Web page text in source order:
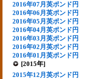
2016年07月英ポンド円
2016年06月英ポンド円
2016年05月英ポンド円
2016年04月英ポンド円
2016年03月英ポンド円
2016年02月英ポンド円
2016年01月英ポンド円
[2015年]
2015年12月英ポンド円